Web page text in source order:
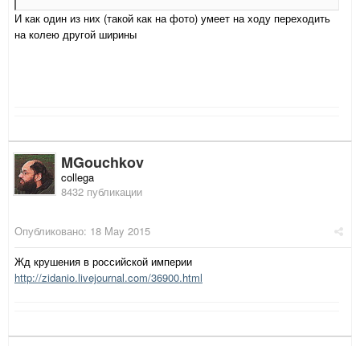
И как один из них (такой как на фото) умеет на ходу переходить
на колею другой ширины
MGouchkov
collega
8432 публикации
Опубликовано: 18 May 2015
Жд крушения в российской империи
http://zidanio.livejournal.com/36900.html